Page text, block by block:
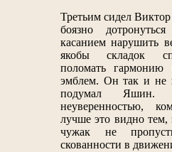
Третьим сидел
боязно
касанием нарушить
якобы складок
поломать
эмблем. Он так и не
подумал Яшин.
неуверенностью,
лучше это видно
чужак не
скованности в